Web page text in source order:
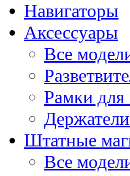
Навигаторы
Аксессуары
Все
Рамки для
Штатные
Все